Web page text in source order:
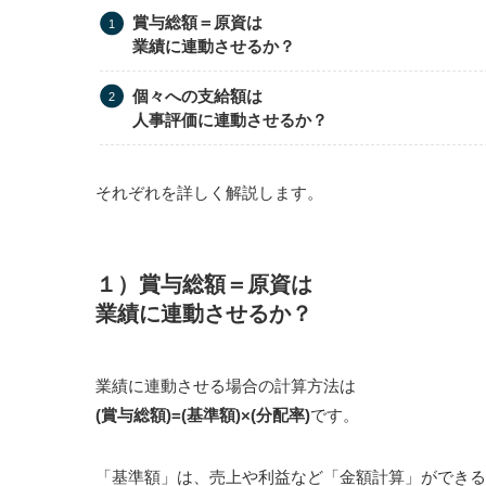
賞与総額＝原資は
業績に連動させるか？
個々への支給額は
人事評価に連動させるか？
それぞれを詳しく解説します。
１）賞与総額＝原資は
業績に連動させるか？
業績に連動させる場合の計算方法は
(賞与総額)=(基準額)×(分配率)です。
「基準額」は、売上や利益など「金額計算」ができ